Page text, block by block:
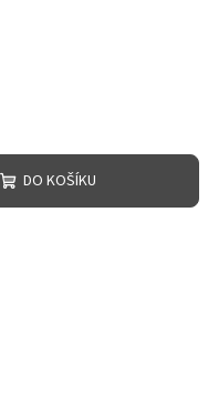
DO KOŠÍKU